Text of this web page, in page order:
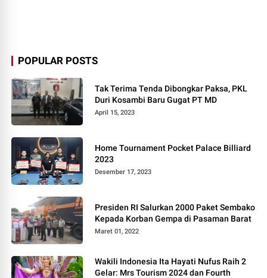
POPULAR POSTS
Tak Terima Tenda Dibongkar Paksa, PKL
Duri Kosambi Baru Gugat PT MD
April 15, 2023
Home Tournament Pocket Palace Billiard
2023
Desember 17, 2023
Presiden RI Salurkan 2000 Paket Sembako
Kepada Korban Gempa di Pasaman Barat
Maret 01, 2022
Wakili Indonesia Ita Hayati Nufus Raih 2
Gelar: Mrs Tourism 2024 dan Fourth